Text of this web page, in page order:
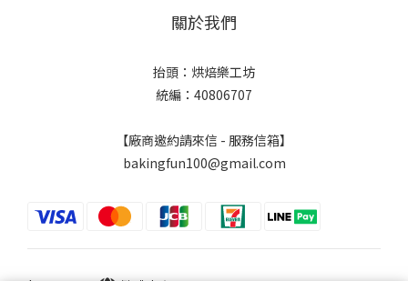
關於我們
抬頭：烘焙樂工坊
統編：40806707
【廠商邀約請來信 - 服務信箱】
bakingfun100@gmail.com